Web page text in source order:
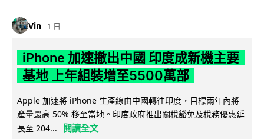
Vin 1 日
iPhone 加速撤出中國 印度成新機主要
基地 上年組裝增至5500萬部
Apple 加速將 iPhone 生產線由中國轉往印度，目標兩年內將
產量最高 50% 移至當地。印度政府推出關稅豁免及稅務優惠延
長至 204...
閱讀全文